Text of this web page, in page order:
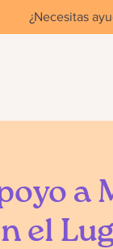
¿Necesitas
a
el